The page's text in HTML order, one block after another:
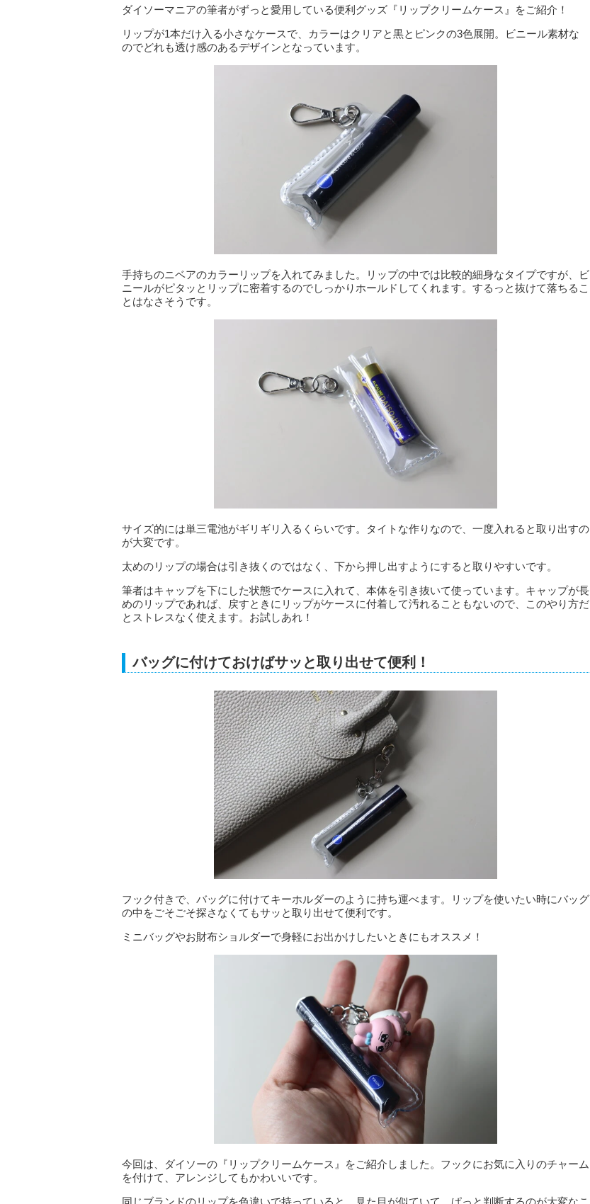
ダイソーマニアの筆者がずっと愛用している便利グッズ『リップクリームケース』をご紹介！
リップが1本だけ入る小さなケースで、カラーはクリアと黒とピンクの3色展開。ビニール素材な
のでどれも透け感のあるデザインとなっています。
手持ちのニベアのカラーリップを入れてみました。リップの中では比較的細身なタイプですが、ビ
ニールがピタッとリップに密着するのでしっかりホールドしてくれます。するっと抜けて落ちるこ
とはなさそうです。
サイズ的には単三電池がギリギリ入るくらいです。タイトな作りなので、一度入れると取り出すの
が大変です。
太めのリップの場合は引き抜くのではなく、下から押し出すようにすると取りやすいです。
筆者はキャップを下にした状態でケースに入れて、本体を引き抜いて使っています。キャップが長
めのリップであれば、戻すときにリップがケースに付着して汚れることもないので、このやり方だ
とストレスなく使えます。お試しあれ！
バッグに付けておけばサッと取り出せて便利！
フック付きで、バッグに付けてキーホルダーのように持ち運べます。リップを使いたい時にバッグ
の中をごそごそ探さなくてもサッと取り出せて便利です。
ミニバッグやお財布ショルダーで身軽にお出かけしたいときにもオススメ！
今回は、ダイソーの『リップクリームケース』をご紹介しました。フックにお気に入りのチャーム
を付けて、アレンジしてもかわいいです。